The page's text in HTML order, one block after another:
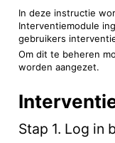
In deze instructie
Interventiemodule
gebruikers
Om dit te beheren
worden aangezet.
Stap 1. Log in